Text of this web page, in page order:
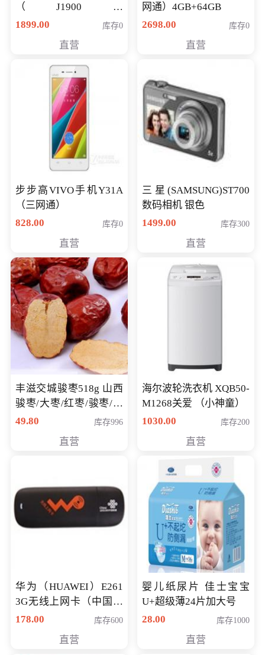
（J1900四
核/4G/120G0.8CM厚度
1899.00 库存0
直营
网通）4GB+64GB
2698.00
库存0
直营
步步高VIVO手机Y31A
（三网通）
828.00
库存0
直营
三星(SAMSUNG)ST700
数码相机 银色
1499.00
库存300
直营
丰滋交城骏枣518g 山西
骏枣/大枣/红枣/骏枣/热
销千件/
49.80 库存996
直营
海尔波轮洗衣机 XQB50-
M1268关爱 （小神童）
1030.00
库存200
直营
华为（HUAWEI）E261
3G无线上网卡（中国联
通）
178.00 库存600
直营
婴儿纸尿片 佳士宝宝
U+超级薄24片加大号
28.00
库存1000
直营